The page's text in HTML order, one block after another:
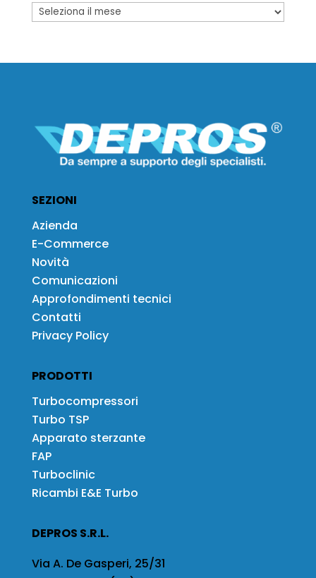
SEZIONI
Azienda
E-Commerce
Novità
Comunicazioni
Approfondimenti tecnici
Contatti
Privacy Policy
PRODOTTI
Turbocompressori
Turbo TSP
Apparato sterzante
FAP
Turboclinic
Ricambi E&E Turbo
DEPROS S.R.L.
Via A. De Gasperi, 25/31